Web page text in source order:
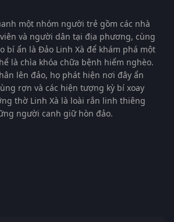
một nhóm người trẻ gồm các nhà
và người dân tại địa phương, cùng
bí ẩn là Đảo Linh Xà để khám phá một
là chìa khóa chữa bệnh hiểm nghèo.
lên đảo, họ phát hiện nơi đây ẩn
rợn và các hiện tượng kỳ bí xoay
thờ Linh Xà là loài rắn linh thiêng
người canh giữ hòn đảo.